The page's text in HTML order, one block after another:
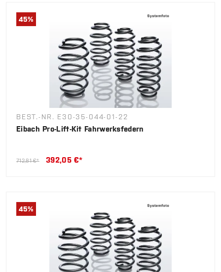
45%
BEST.-NR. E30-35-044-01-22
Eibach Pro-Lift-Kit Fahrwerksfedern
712,81 €* 392,05 €*
45%